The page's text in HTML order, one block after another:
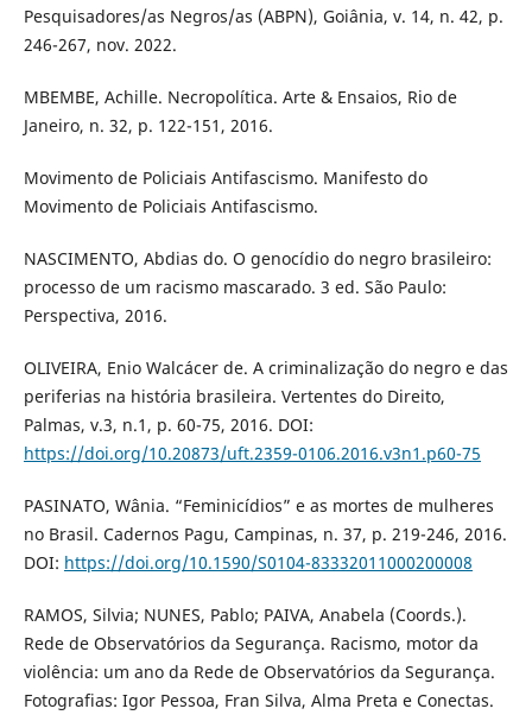
Pesquisadores/as Negros/as (ABPN), Goiânia, v. 14, n. 42, p.
246-267, nov. 2022.
MBEMBE, Achille. Necropolítica. Arte & Ensaios, Rio de
Janeiro, n. 32, p. 122-151, 2016.
Movimento de Policiais Antifascismo. Manifesto do
Movimento de Policiais Antifascismo.
NASCIMENTO, Abdias do. O genocídio do negro brasileiro:
processo de um racismo mascarado. 3 ed. São Paulo:
Perspectiva, 2016.
OLIVEIRA, Enio Walcácer de. A criminalização do negro e das
periferias na história brasileira. Vertentes do Direito,
Palmas, v.3, n.1, p. 60-75, 2016. DOI:
https://doi.org/10.20873/uft.2359-0106.2016.v3n1.p60-75
PASINATO, Wânia. “Feminicídios” e as mortes de mulheres
no Brasil. Cadernos Pagu, Campinas, n. 37, p. 219-246, 2016.
DOI: https://doi.org/10.1590/S0104-83332011000200008
RAMOS, Silvia; NUNES, Pablo; PAIVA, Anabela (Coords.).
Rede de Observatórios da Segurança. Racismo, motor da
violência: um ano da Rede de Observatórios da Segurança.
Fotografias: Igor Pessoa, Fran Silva, Alma Preta e Conectas.